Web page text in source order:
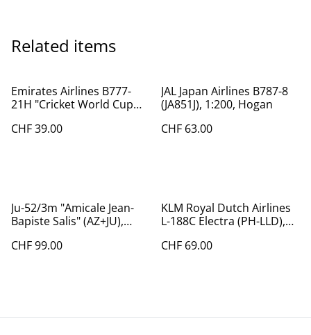
Related items
Emirates Airlines B777-
21H "Cricket World Cup
CHF 39.00
JAL Japan Airlines B787-8
(JA851J), 1:200, Hogan
CHF 63.00
Ju-52/3m "Amicale Jean-
Bapiste Salis" (AZ+JU),
CHF 99.00
KLM Royal Dutch Airlines
L-188C Electra (PH-LLD),
CHF 69.00